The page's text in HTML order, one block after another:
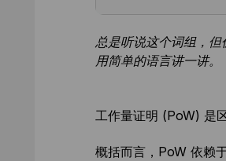
总是听说这个词组，
用简单的语言讲一讲。
工作量证明 (PoW) 是
概括而言，PoW 依赖